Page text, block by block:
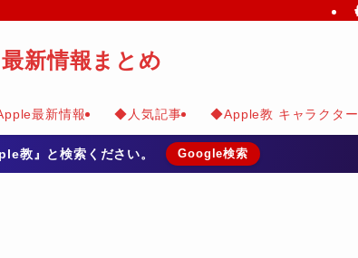
まとめて掲載
新情報まとめ
最新情報 ◆人気記事 ◆Apple教 キャラクター
教』と検索ください。 Google検索